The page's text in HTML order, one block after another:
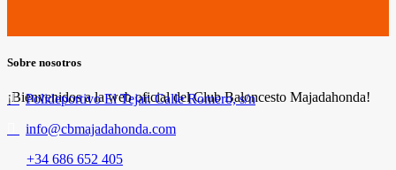
Sobre nosotros
¡Bienvenidos a la web oficial del Club Baloncesto Majadahonda!
Polideportivo El Tejar. Calle Romero, s/n
info@cbmajadahonda.com
+34 686 652 405